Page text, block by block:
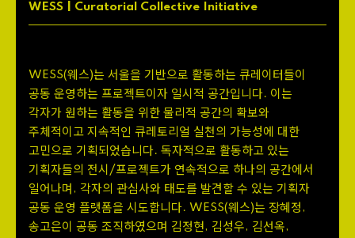
WESS Curatorial Collective Initiative
WESS(웨스)는 서울을 기반으로 활동하는 큐레이터들이
공동 운영하는 프로젝트이자 일시적 공간입니다. 이는
각자가 원하는 활동을 위한 물리적 공간의 확보와
주체적이고 지속적인 큐레토리얼 실천의 가능성에 대한
고민으로 기획되었습니다. 독자적으로 활동하고 있는
기획자들의 전시/프로젝트가 연속적으로 하나의 공간에서
일어나며 , 각자의 관심사와 태도를 발견할 수 있는 기획자
공동 운영 플랫폼을 시도합니다. WESS(웨스)는 장혜정,
송고은이 공동 조직하였으며 김정현, 김성우, 김선옥,